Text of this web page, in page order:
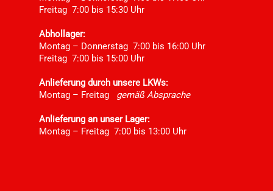
Freitag 7:00 bis 15:30 Uhr
Abhollager:
Montag – Donnerstag 7:00 bis 16:00 Uhr
Freitag 7:00 bis 15:00 Uhr
Anlieferung durch unsere LKWs:
Montag – Freitag gemäß Absprache
Anlieferung an unser Lager:
Montag – Freitag 7:00 bis 13:00 Uhr